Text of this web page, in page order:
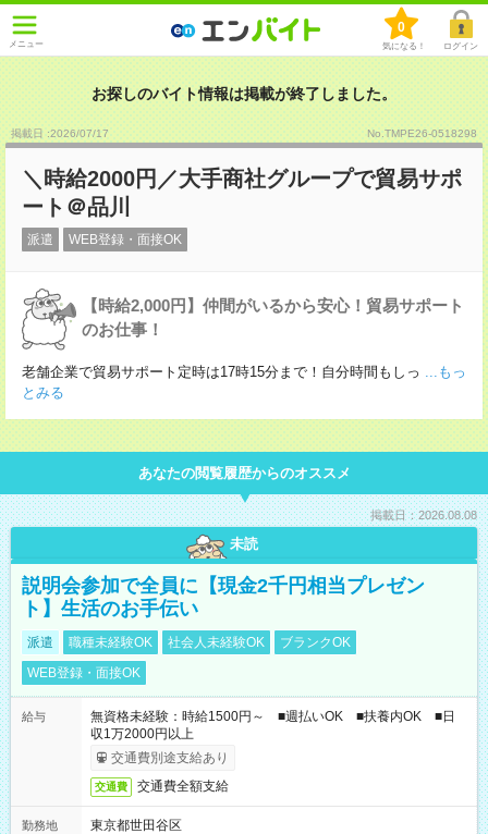
メニュー
0
気になる！ ログイン
お探しのバイト情報は掲載が終了しました。
掲載日 :2026/07/17 No.TMPE26-0518298
＼時給2000円／大手商社グループで貿易サポ
ート＠品川
派遣 WEB登録・面接OK
【時給2,000円】仲間がいるから安心！貿易サポート
のお仕事！
老舗企業で貿易サポート定時は17時15分まで！自分時間もしっ ...もっ
とみる
あなたの閲覧履歴からのオススメ
掲載日：2026.08.08
未読
説明会参加で全員に【現金2千円相当プレゼン
ト】生活のお手伝い
派遣 職種未経験OK 社会人未経験OK
ブランクOK
WEB登録・面接OK
給与
無資格未経験：時給1500円～ ■週払いOK ■扶養内OK ■日
収1万2000円以上
交通費別途支給あり
交通費 交通費全額支給
勤務地
東京都世田谷区